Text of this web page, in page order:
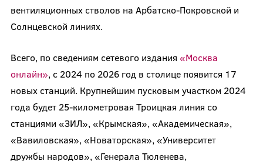
вентиляционных стволов на Арбатско-Покровской и
Солнцевской линиях.
Всего, по сведениям сетевого издания «Москва
онлайн», с 2024 по 2026 год в столице появится 17
новых станций. Крупнейшим пусковым участком 2024
года будет 25-километровая Троицкая линия со
станциями «ЗИЛ», «Крымская», «Академическая»,
«Вавиловская», «Новаторская», «Университет
дружбы народов», «Генерала Тюленева,